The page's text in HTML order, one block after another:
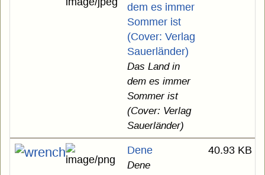
dem es immer
Sommer ist
(Cover: Verlag
Sauerländer)
Das Land in
dem es immer
Sommer ist
(Cover: Verlag
Sauerländer)
Dene
Dene
40.93 KB